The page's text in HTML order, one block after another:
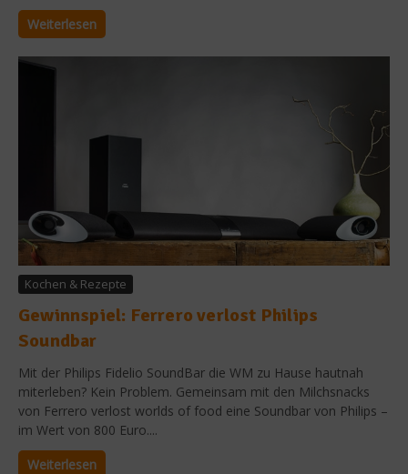
Weiterlesen
Kochen & Rezepte
Gewinnspiel: Ferrero verlost Philips
Soundbar
Mit der Philips Fidelio SoundBar die WM zu Hause hautnah
miterleben? Kein Problem. Gemeinsam mit den Milchsnacks
von Ferrero verlost worlds of food eine Soundbar von Philips –
im Wert von 800 Euro....
Weiterlesen